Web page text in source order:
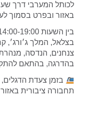
לכותל המערבי דרך
באזור ובפרט בסמוך
בצלאל, המלך ג׳ורג׳,
צנחנים, הנדסה, מנהרת
בהדרגה, בהתאם
בזמן צעדת
תחבורה ציבורית